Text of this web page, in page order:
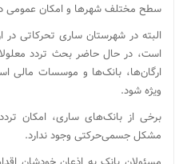
سطح مختلف شهرها و امکان عمومی
البته در شهرستان ساری تحرکاتی در
است، در حال حاضر بحث تردد
ارگان‌ها، بانک‌ها و موسسات مالی
ویژه شود.
برخی از بانک‌های ساری، امکان
مشکل جسمی‌حرکتی وجود ندارد.